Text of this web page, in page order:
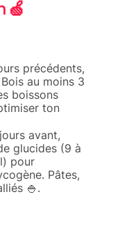
🍏
précédents,
au moins 3
boissons
ton
avant,
glucides (9 à
pour
Pâtes,
🍚.